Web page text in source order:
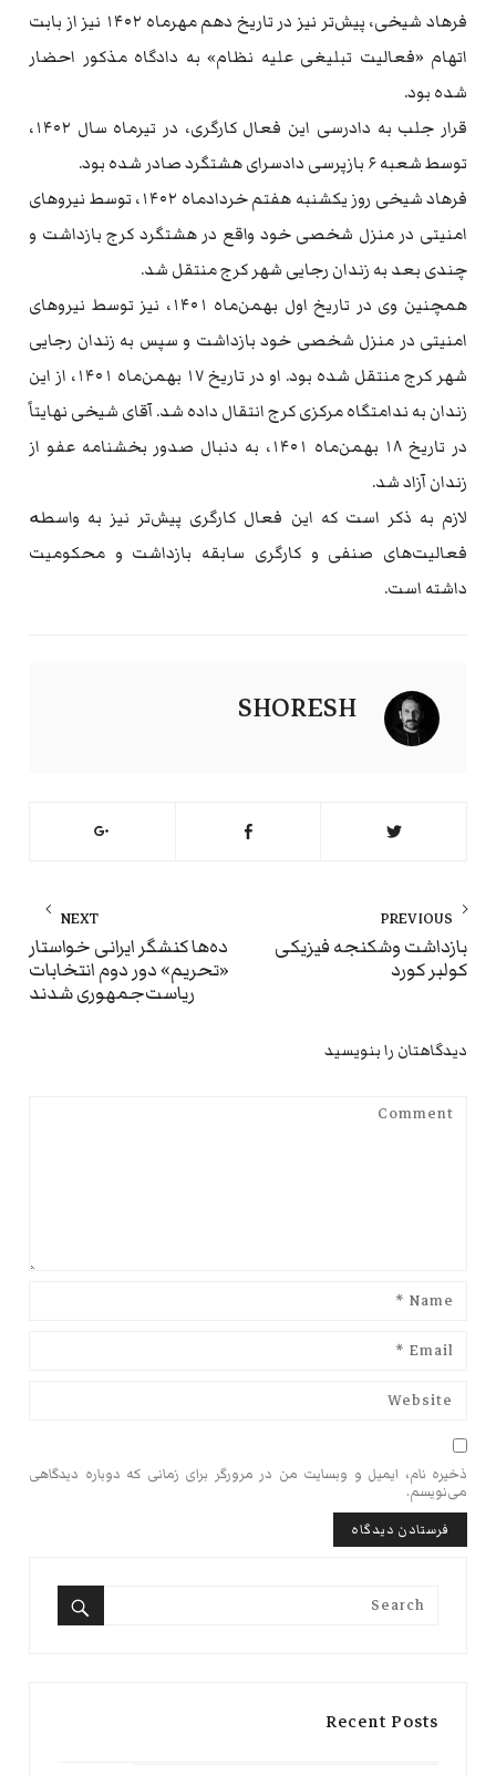
فرهاد شیخی، پیش‌تر نیز در تاریخ دهم مهرماه ۱۴۰۲ نیز از بابت
اتهام «فعالیت تبلیغی علیه نظام» به دادگاه مذکور احضار
شده بود.
قرار جلب به دادرسی این فعال کارگری، در تیرماه سال ۱۴۰۲،
توسط شعبه ۶ بازپرسی دادسرای هشتگرد صادر شده بود.
فرهاد شیخی روز یکشنبه هفتم خردادماه ۱۴۰۲، توسط نیروهای
امنیتی در منزل شخصی خود واقع در هشتگرد کرج بازداشت و
چندی بعد به زندان رجایی شهر کرج منتقل شد.
همچنین وی در تاریخ اول بهمن‌ماه ۱۴۰۱، نیز توسط نیروهای
امنیتی در منزل شخصی خود بازداشت و سپس به زندان رجایی
شهر کرج منتقل شده بود. او در تاریخ ۱۷ بهمن‌ماه ۱۴۰۱، از این
زندان به ندامتگاه مرکزی کرج انتقال داده شد. آقای شیخی نهایتاً
در تاریخ ۱۸ بهمن‌ماه ۱۴۰۱، به دنبال صدور بخشنامه عفو از
زندان آزاد شد.
لازم به ذکر است که این فعال کارگری پیش‌تر نیز به واسطە
فعالیت‌های صنفی و کارگری سابقه بازداشت و محکومیت
داشته است.
SHORESH
راهبری
نوشته
PREVIOUS
Previous
post:
بازداشت وشکنجه فیزیکی
کولبر کورد
NEXT
ده‌ها کنشگر ایرانی خواستار
«تحریم» دور دوم انتخابات
ریاست‌جمهوری شدند
دیدگاهتان را بنویسید
ذخیره نام، ایمیل و وبسایت من در مرورگر برای زمانی که دوباره دیدگاهی
می‌نویسم.
Search
Recent Posts